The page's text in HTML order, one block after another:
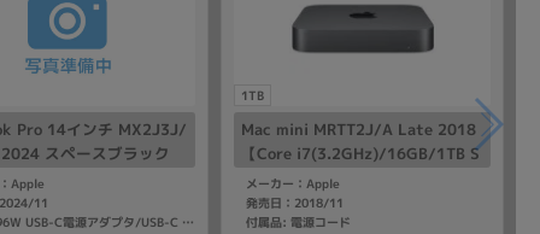
Pro 14インチ MX2J3J/
スペースブラック
M4 Pro(14コア)/48GB/
アGPU】
Apple
11
付属品: 96W USB-C電源アダプタ/USB-C - MagSafe3ケーブル(2m)
1TB
Mac mini MRTT2J/A Late 2018
【Core i7(3.2GHz)/16GB/1TB S
SD】
メーカー：Apple
発売日：2018/11
付属品: 電源コード